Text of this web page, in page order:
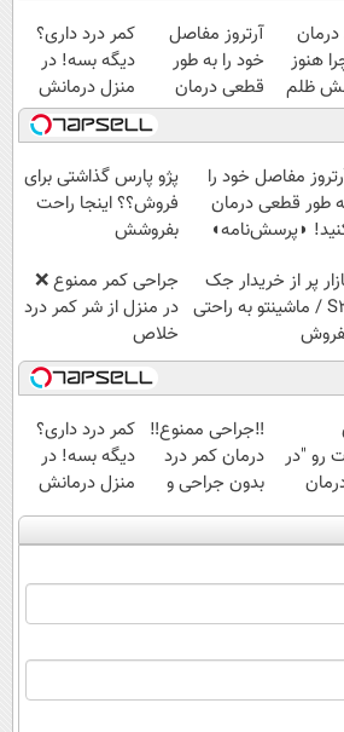
درمان
هنوز
ظلم
آرتروز مفاصل
خود را به طور
قطعی درمان
کنید!
◗پرسش‌نامه◖
کمر درد داری؟
دیگه بسه! در
منزل درمانش
کن
(◀پرسش‌نامه)
مفاصل خود را
طور قطعی درمان
◗پرسش‌نامه◖
پژو پارس گذاشتی برای
فروش؟؟ اینجا راحت
بفروشش
پر از خریدار جک
S3 / ماشینتو به راحتی
جراحی کمر ممنوع ❌
در منزل از شر کمر درد
خلاص
شوید◂پرسش‌نامه
رو "در
+
‼️جراحی ممنوع‼️
درمان کمر درد
بدون جراحی و
دوره نقاهت
کمر درد داری؟
دیگه بسه! در
منزل درمانش
کن